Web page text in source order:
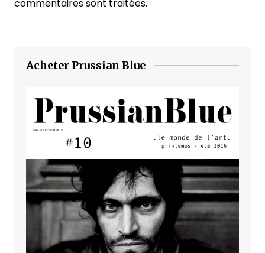
commentaires sont traitées.
Acheter Prussian Blue